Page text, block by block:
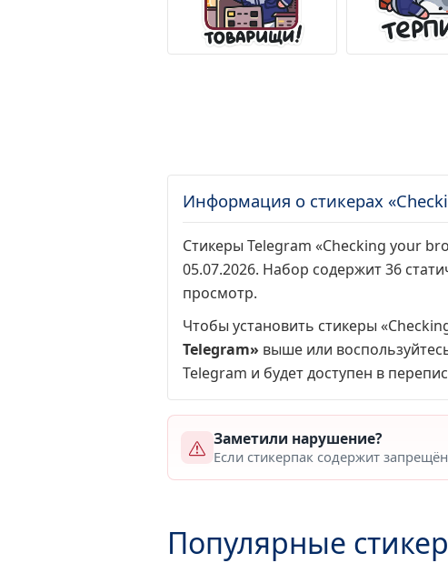
Информация о стикерах
Стикеры Telegram «Checking your
05.07.2026. Набор содержит 36
просмотр.
Чтобы установить стикеры
Telegram» выше или
Telegram и будет доступен в
Заметили нарушение?
Если стикерпак содержит
Популярные